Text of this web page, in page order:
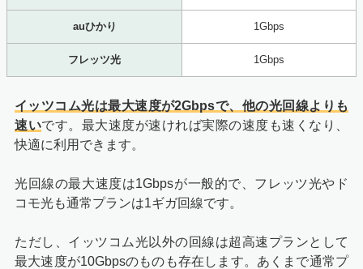
auひかり 1Gbps
フレッツ光 1Gbps
イッツコム光は最大速度が2Gbpsで、他の光回線よりも
速いです。最大速度が速ければ実際の速度も速くなり、
快適に利用できます。
光回線の最大速度は1Gbpsが一般的で、フレッツ光やド
コモ光も通常プランは1ギガ回線です。
ただし、イッツコム光以外の回線は超高速プランとして
最大速度が10Gbpsのものも存在します。あくまで通常プ